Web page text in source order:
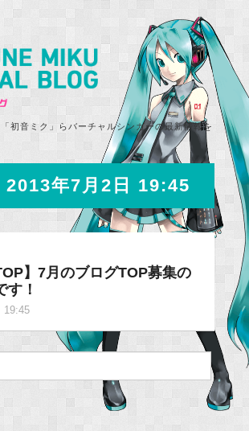
初音ミク」らバーチャルシンガーの最新情報を
2013年7月2日 19:45
】7月のブログTOP募集の
す！
19:45